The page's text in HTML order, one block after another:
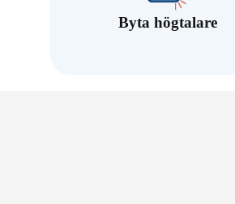
Byta högtalare